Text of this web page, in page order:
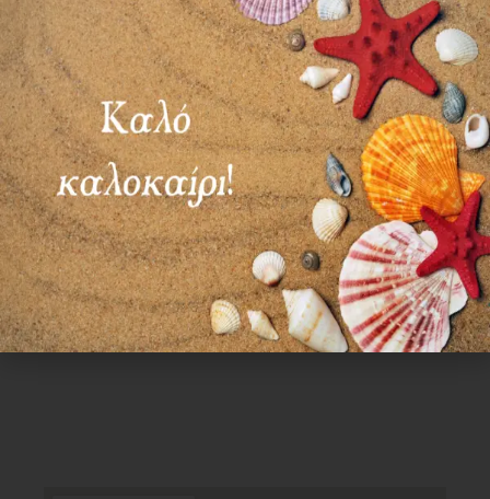
ΣΑΒ – ΚΥΡ: ΚΛΕΙΣΤΑ
Χρήσιμα Links
Όροι Χρήσης
Πολιτική απορρήτου
Τρόποι πληρωμής
Τρόποι αποστολής